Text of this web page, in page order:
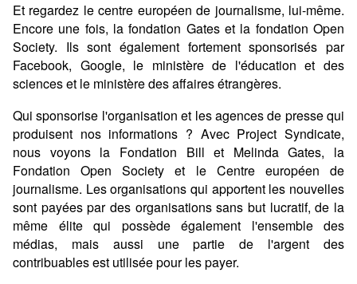
Et regardez le centre européen de journalisme, lui-même.
Encore une fois, la fondation Gates et la fondation Open
Society. Ils sont également fortement sponsorisés par
Facebook, Google, le ministère de l'éducation et des
sciences et le ministère des affaires étrangères.
Qui sponsorise l'organisation et les agences de presse qui
produisent nos informations ? Avec Project Syndicate,
nous voyons la Fondation Bill et Melinda Gates, la
Fondation Open Society et le Centre européen de
journalisme. Les organisations qui apportent les nouvelles
sont payées par des organisations sans but lucratif, de la
même élite qui possède également l'ensemble des
médias, mais aussi une partie de l'argent des
contribuables est utilisée pour les payer.